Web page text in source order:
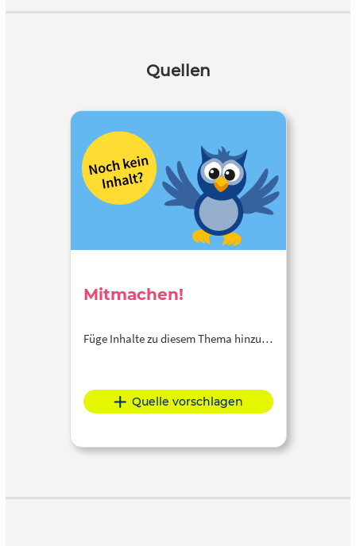
Quellen
Mitmachen!
Füge Inhalte zu diesem Thema hinzu…
Quelle vorschlagen